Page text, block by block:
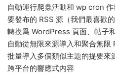
自動運行爬蟲活動和 wp cron
要發布的 RSS 源（我們最喜歡
轉換爲 WordPress 頁面、帖子
自動從無限來源導入和聚合無限
批量導入多個類似主題的提要來
跨平台的響應式内容